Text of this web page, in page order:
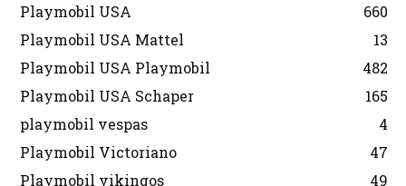
Playmobil USA
660
Playmobil USA Mattel
13
Playmobil USA Playmobil
482
Playmobil USA Schaper
165
playmobil vespas
4
Playmobil Victoriano
47
Playmobil vikingos
49